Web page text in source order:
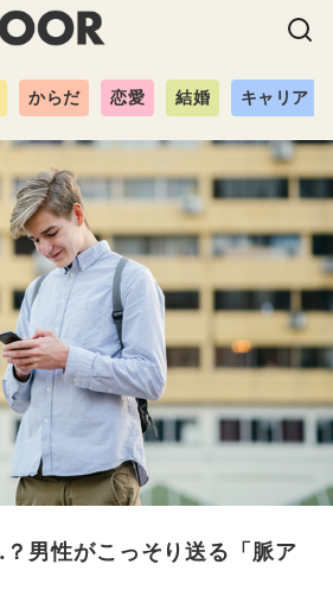
からだ 恋愛 結婚 キャリア
男性がこっそり送る「脈ア